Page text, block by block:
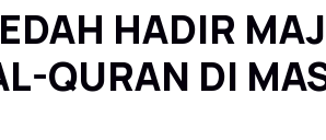
HADIR
QURAN DI